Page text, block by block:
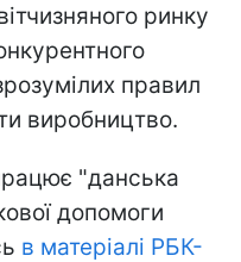
ринку
правил
виробництво.
"данська
допомоги
в матеріалі РБК-